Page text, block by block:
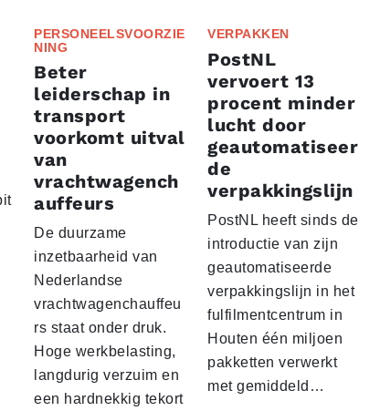
PERSONEELSVOORZIE
NING
Beter
leiderschap in
transport
voorkomt uitval
van
vrachtwagench
auffeurs
De duurzame
inzetbaarheid van
Nederlandse
vrachtwagenchauffeu
rs staat onder druk.
Hoge werkbelasting,
langdurig verzuim en
een hardnekkig tekort
VERPAKKEN
PostNL
vervoert 13
procent minder
lucht door
geautomatiseer
de
verpakkingslijn
PostNL heeft sinds de
introductie van zijn
geautomatiseerde
verpakkingslijn in het
fulfilmentcentrum in
Houten één miljoen
pakketten verwerkt
met gemiddeld…